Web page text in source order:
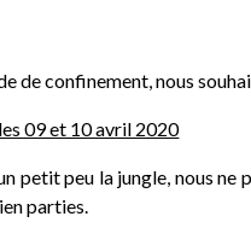
de confinement, nous
09 et 10 avril 2020
petit peu la jungle, nous ne
parties.